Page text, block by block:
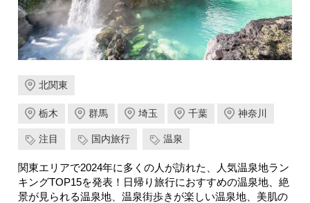
北関東
栃木 群馬 埼玉 千葉 神奈川
注目 国内旅行 温泉
関東エリアで2024年に多くの人が訪れた、人気温泉地ラン
キングTOP15を発表！日帰り旅行におすすめの温泉地、絶
景が見られる温泉地、温泉街歩きが楽しい温泉地、美肌の